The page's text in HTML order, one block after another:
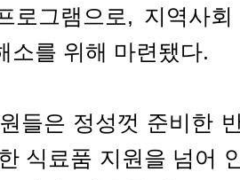
로그램으로, 지역사
소를 위해 마련됐다.
들은 정성껏 준비한
식료품 지원을 넘어